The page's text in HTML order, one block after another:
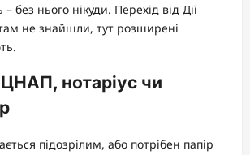
без нього нікуди. Перехід від Дії
не знайшли, тут розширені
нотаріус чи
підозрілим, або потрібен папір